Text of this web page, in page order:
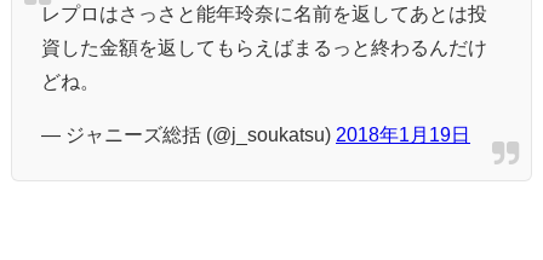
レプロはさっさと能年玲奈に名前を返してあとは投
資した金額を返してもらえばまるっと終わるんだけ
どね。
— ジャニーズ総括 (@j_soukatsu) 2018年1月19日